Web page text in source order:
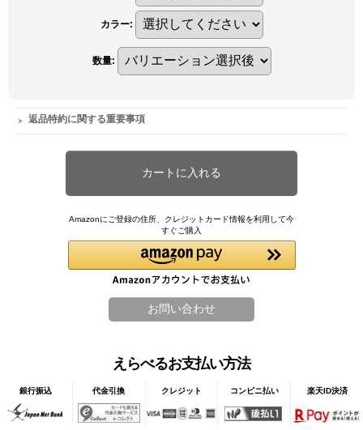
カラー:
数量:
返品特約に関する重要事項
Amazonにご登録の住所、クレジットカード情報を利用して今
すぐご購入
えらべるお支払い方法
銀行振込 代金引換 クレジット コンビニ払い 楽天ID決済